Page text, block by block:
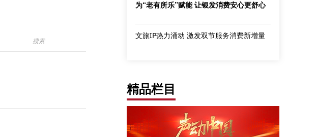
为“老有所乐”赋能 让银发消费安心更舒心
文旅IP热力涌动 激发双节服务消费新增量
精品栏目